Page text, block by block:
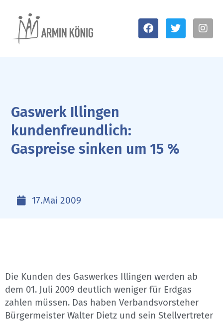
Gaswerk Illingen
kundenfreundlich:
Gaspreise sinken um 15 %
17.Mai 2009
Die Kunden des Gaswerkes Illingen werden ab
dem 01. Juli 2009 deutlich weniger für Erdgas
zahlen müssen. Das haben Verbandsvorsteher
Bürgermeister Walter Dietz und sein Stellvertreter